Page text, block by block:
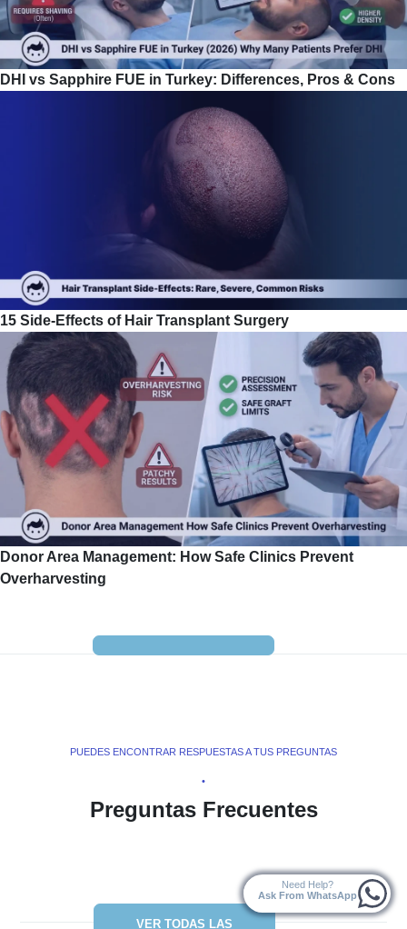
DHI vs Sapphire FUE in Turkey: Differences, Pros & Cons
15 Side-Effects of Hair Transplant Surgery
Donor Area Management: How Safe Clinics Prevent
Overharvesting
PUEDES ENCONTRAR RESPUESTAS A TUS PREGUNTAS
•
Preguntas Frecuentes
VER TODAS LAS
Need Help?
Ask From WhatsApp